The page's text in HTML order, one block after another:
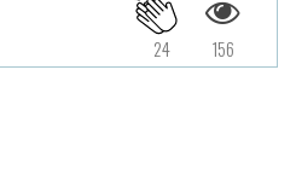
156
24